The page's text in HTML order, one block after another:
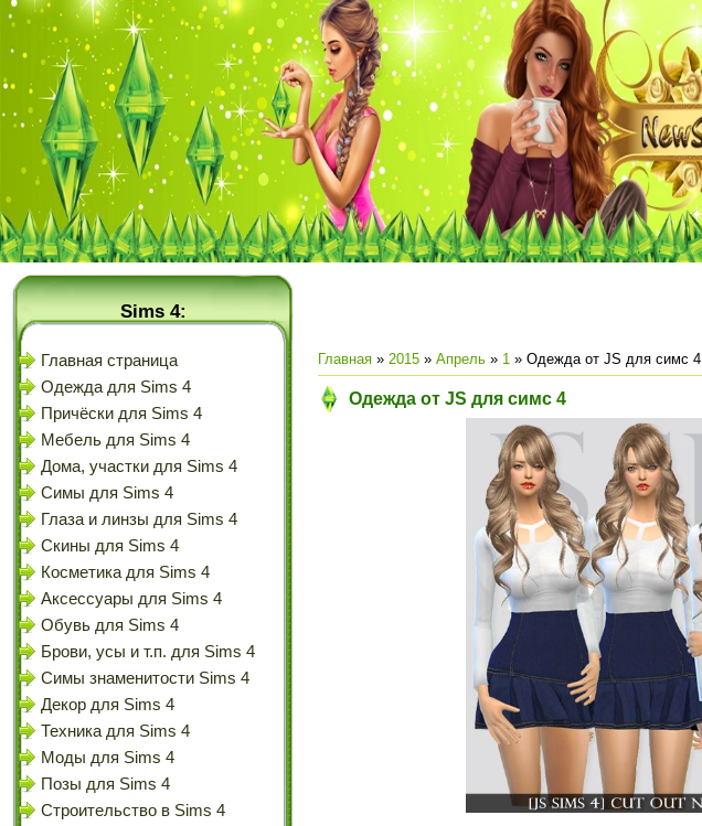
Sims 4:
Главная страница
Одежда для Sims 4
Причёски для Sims 4
Мебель для Sims 4
Дома, участки для Sims 4
Симы для Sims 4
Глаза и линзы для Sims 4
Скины для Sims 4
Косметика для Sims 4
Аксессуары для Sims 4
Обувь для Sims 4
Брови, усы и т.п. для Sims 4
Симы знаменитости Sims 4
Декор для Sims 4
Техника для Sims 4
Моды для Sims 4
Позы для Sims 4
Строительство в Sims 4
Главная » 2015 » Апрель » 1 » Одежда от JS для симс 4
Одежда от JS для симс 4